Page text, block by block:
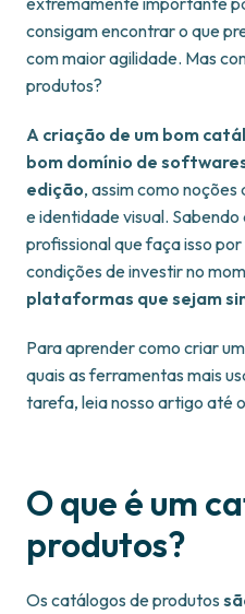
consigam encontrar o que
com maior agilidade. Mas
produtos?
A criação de um bom
bom domínio de
edição, assim como
e identidade visual.
profissional que faça isso
condições de investir no
plataformas que sejam
Para aprender como criar
quais as ferramentas mais
tarefa, leia nosso artigo até
O que é um
produtos?
Os catálogos de produtos